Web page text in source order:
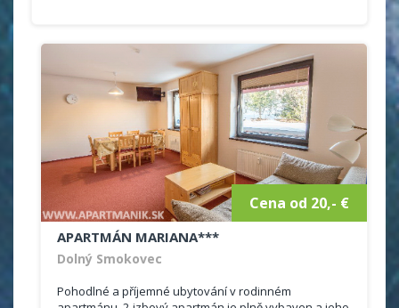
termálních koupališť které spolu s turistikou a jinými
sportovními aktivitami zaručují, že si tu každý najde
zdroj odpočinku v zimě či v létě.
Cena od 20,- €
APARTMÁN MARIANA***
Dolný Smokovec
Pohodlné a příjemné ubytování v rodinném